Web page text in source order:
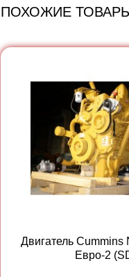
ПОХОЖИЕ
Двигатель
Евро-2